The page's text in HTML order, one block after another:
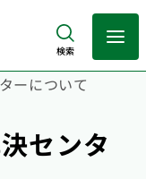
検索
ーについて
センタ